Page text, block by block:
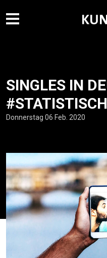
SINGLES IN
Donnerstag 06 Feb. 2020